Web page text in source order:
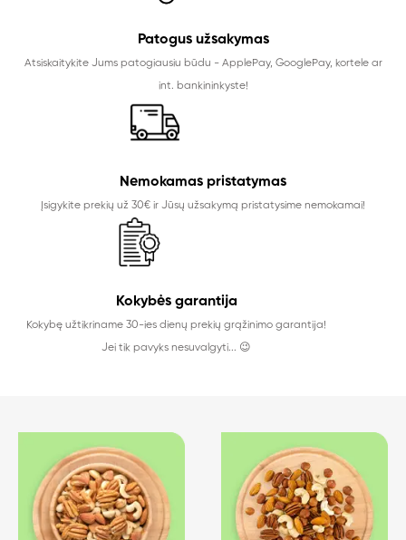
Patogus užsakymas
Atsiskaitykite Jums patogiausiu būdu - ApplePay, GooglePay, kortele ar
int. bankininkyste!
Nemokamas pristatymas
Įsigykite prekių už 30€ ir Jūsų užsakymą pristatysime nemokamai!
Kokybės garantija
Kokybę užtikriname 30-ies dienų prekių grąžinimo garantija!
Jei tik pavyks nesuvalgyti... 😉